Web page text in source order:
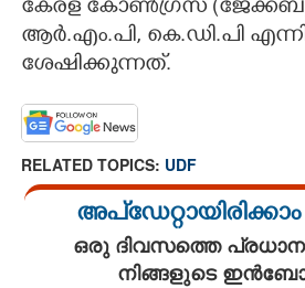
കേരള കോൺഗ്രസ്
ആർ.എം.പി, കെ.ഡി.പി
ശേഷിക്കുന്നത്.
RELATED TOPICS: UDF
ഒരു ദിവസത്തെ
നിങ്ങളുടെ